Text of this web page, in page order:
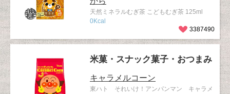
天然ミネラルむぎ茶 こどもむぎ茶 125ml
0Kcal
3387490
米菓・スナック菓子・おつまみ
キャラメルコーン
東ハト それいけ！アンパンマン キャラメ